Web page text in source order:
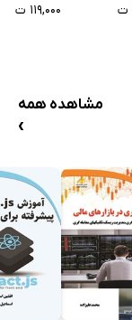
۱۱۹,۰۰۰ ت
مشاهده همه
›